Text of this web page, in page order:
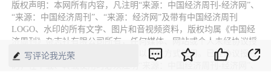
版权声明：本网所有内容，凡注明“来源：中国经济周刊-经济网”、
“来源：中国经济周刊”、“来源：经济网”及带有中国经济周刊
LOGO、水印的所有文字、图片和音视频资料，版权均属《中国经
济周刊》杂志社有限公司所有，任何媒体、网站或个人未经协议授
权不得转载、摘编、链接、转贴或以其他方式使用。已经协议授权
写评论我光荣